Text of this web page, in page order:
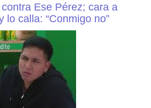
Ese Pérez; cara a
lo calla: “Conmigo no”